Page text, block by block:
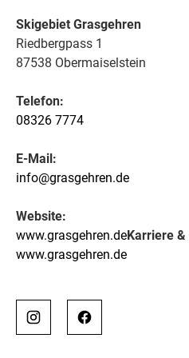
Skigebiet Grasgehren
Riedbergpass 1
87538 Obermaiselstein
Telefon:
08326 7774
E-Mail:
info@grasgehren.de
Website:
www.grasgehren.deKarriere
www.grasgehren.de